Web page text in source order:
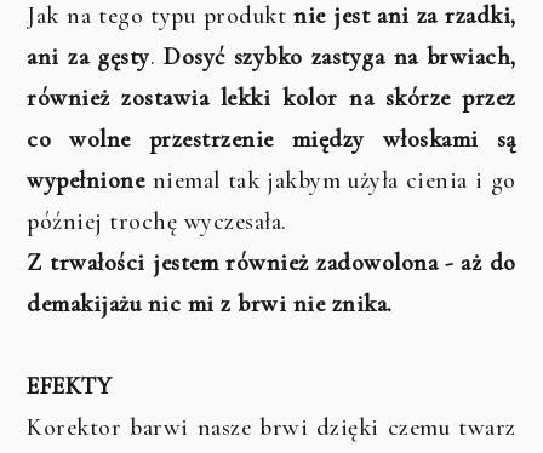
Jak na tego typu produktnie jest ani za rzadki,
ani za gęsty.Dosyć szybko zastyga na brwiach,
również zostawia lekki kolor na skórze przez
co wolne przestrzenie między włoskami są
wypełnioneniemal tak jakbym użyła cienia i go
później trochę wyczesała.
Z trwałości jestem również zadowolona - aż do
demakijażu nic mi z brwi nie znika.
EFEKTY
Korektor barwi nasze brwi dzięki czemu twarz